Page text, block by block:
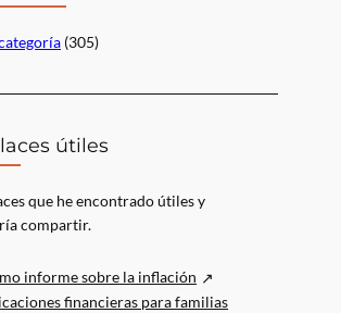
(305)
útiles
que he encontrado útiles y
compartir.
informe sobre la inflación
financieras para familias